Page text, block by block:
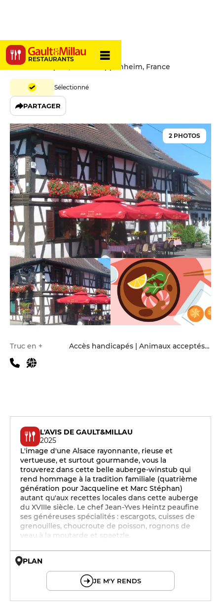
RESTAURANTS
A l'Agneau
11 Rue Principale, 67480 Roppenheim, France
Sélectionné
PARTAGER
2 PHOTOS
Infos pratiques
Truc en + Accès handicapés | Animaux acceptés | Terrasse
L'AVIS DE GAULT&MILLAU
2025
L'image d'une Alsace rayonnante, rieuse et
vertueuse, et surtout gourmande, vous la
trouverez dans cette belle auberge-winstub qui
rend hommage à la tradition familiale (quatrième
génération pour Jacqueline et Marc Stéphan)
autant qu'aux recettes locales dans cette auberge
du XVIIIe siècle. Le chef Jean-Yves Heintz peaufine
ses généreuses spécialités : escargots, cuisses de
grenouilles, choucroute de poisson, rognons de
veau à la moutarde et spaetzle.
PLAN
JE M'Y RENDS